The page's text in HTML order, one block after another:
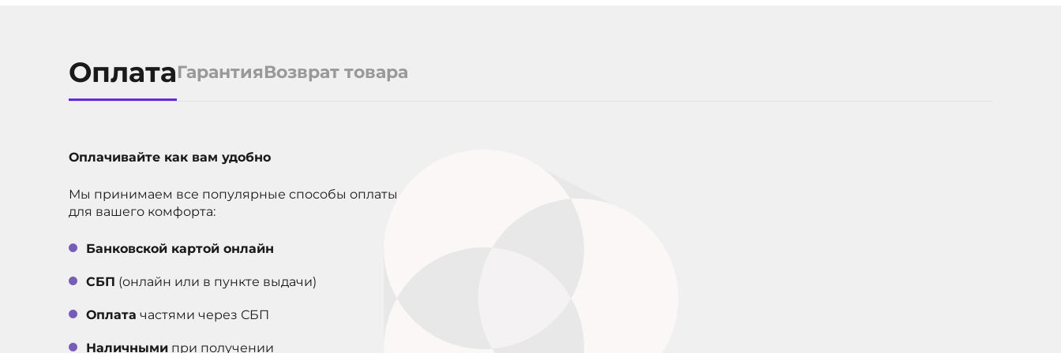
ОплатаГарантияВозврат товара
Оплачивайте как вам удобно
Мы принимаем все популярные способы оплаты
для вашего комфорта:
Банковской картой онлайн
СБП (онлайн или в пункте выдачи)
Оплата частями через СБП
Наличными при получении